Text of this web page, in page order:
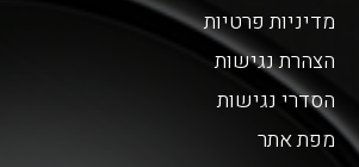
מדיניות פרטיות
הצהרת נגישות
הסדרי נגישות
מפת אתר